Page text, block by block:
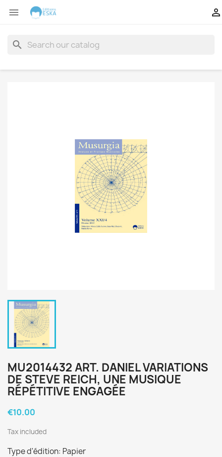
 
search
MU2014432 ART. DANIEL VARIATIONS
DE STEVE REICH, UNE MUSIQUE
RÉPÉTITIVE ENGAGÉE
€10.00
Tax included
Type d'édition: Papier